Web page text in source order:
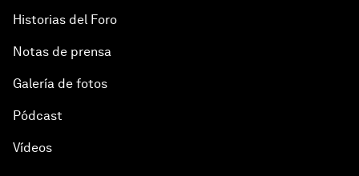
Historias del Foro
Notas de prensa
Galería de fotos
Pódcast
Vídeos